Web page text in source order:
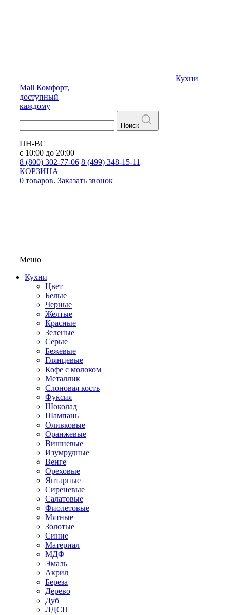
Кухни
Mall Комфорт,
доступный
каждому
Поиск
ПН-ВС
с 10:00 до 20:00
8 (800) 302-77-06 8 (499) 348-15-11
КОРЗИНА
0 товаров. Заказать звонок
Меню
Кухни
Цвет
Белые
Черные
Желтые
Красные
Зеленые
Серые
Бежевые
Глянцевые
Кофе с молоком
Металлик
Слоновая кость
Фуксия
Шоколад
Шампань
Оливковые
Оранжевые
Вишневые
Изумрудные
Венге
Ореховые
Янтарные
Сиреневые
Салатовые
Фиолетовые
Мятные
Золотые
Синие
Материал
МДФ
Эмаль
Акрил
Береза
Дерево
Дуб
ЛДСП